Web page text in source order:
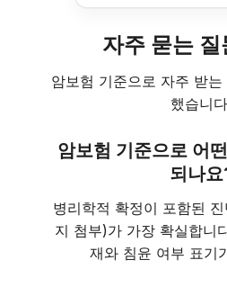
자주 묻는 질
암보험 기준으로 자주 받
했습니
암보험 기준으로 어
되나요
병리학적 확정이 포함된
지 첨부)가 가장 확실합니
재와 침윤 여부 표기